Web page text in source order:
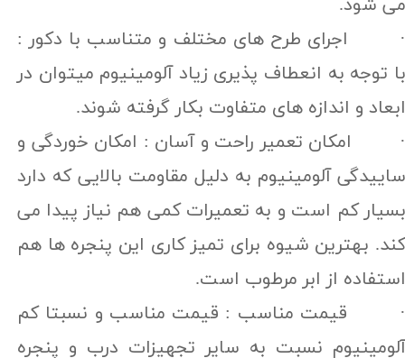
می شود.
· اجرای طرح های مختلف و متناسب با دکور :
با توجه به انعطاف پذیری زیاد آلومینیوم میتوان در
ابعاد و اندازه های متفاوت بکار گرفته شوند.
· امکان تعمیر راحت و آسان : امکان خوردگی و
ساییدگی آلومینیوم به دلیل مقاومت بالایی که دارد
بسیار کم است و به تعمیرات کمی هم نیاز پیدا می
کند. بهترین شیوه برای تمیز کاری این پنجره ها هم
استفاده از ابر مرطوب است.
· قیمت مناسب : قیمت مناسب و نسبتا کم
آلومینیوم نسبت به سایر تجهیزات درب و پنجره